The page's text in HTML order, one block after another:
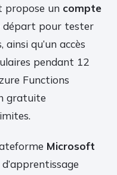
propose un compte
départ pour tester
qu’un accès
pendant 12
Functions
gratuite
Microsoft